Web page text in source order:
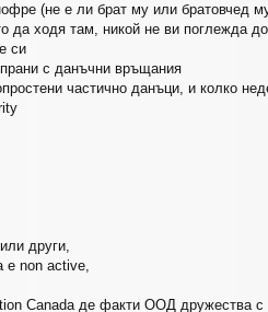
(не е ли брат му или братовчед
да ходя там, никой не ви поглежда
си
с данъчни връщания
частично данъци, и колко
други,
e non active,
Canada де факти ООД дружества с